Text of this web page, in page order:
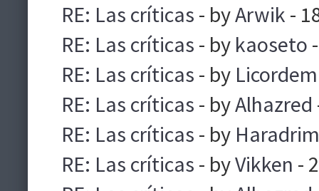
RE: Las críticas - byArwik -
RE: Las críticas - by kaoseto
RE: Las críticas - by
RE: Las críticas - byAlhazred
RE: Las críticas - by Haradrim
RE: Las críticas - byVikken -